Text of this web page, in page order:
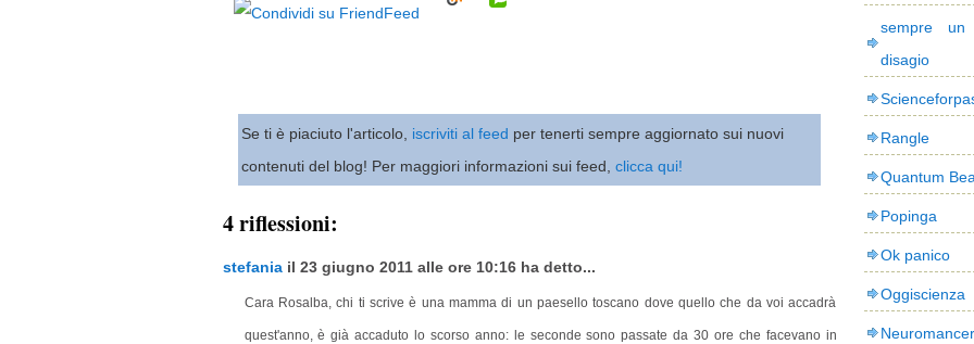
Se ti è piaciuto l'articolo, iscriviti al feed per tenerti sempre aggiornato sui nuovi
contenuti del blog! Per maggiori informazioni sui feed, clicca qui!
4 riflessioni:
stefaniail 23 giugno 2011 alle ore 10:16 ha detto...
Cara Rosalba, chi ti scrive è una mamma di un paesello toscano dove quello che da voi accadrà
quest'anno, è già accaduto lo scorso anno: le seconde sono passate da 30 ore che facevano in
sempre
disagio
Rangle
Quantum
Popinga
Ok panico
Oggiscienza
Neuromancer